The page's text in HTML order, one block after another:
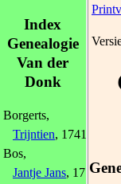
Index
Genealogie
Van der
Donk
Borgerts,
Trijntien, 1741
Bos,
Jantje Jans, 1777